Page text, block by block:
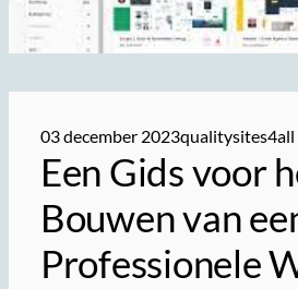
03 december 2023qualitysites4all
Een Gids voor
Bouwen van
Professionele